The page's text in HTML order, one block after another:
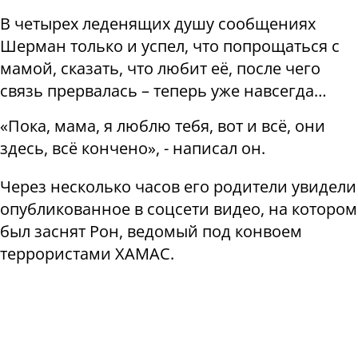
В четырех леденящих душу сообщениях
Шерман только и успел, что попрощаться с
мамой, сказать, что любит её, после чего
связь прервалась – теперь уже навсегда…
«Пока, мама, я люблю тебя, вот и всё, они
здесь, всё кончено», - написал он.
Через несколько часов его родители увидели
опубликованное в соцсети видео, на котором
был заснят Рон, ведомый под конвоем
террористами ХАМАС.